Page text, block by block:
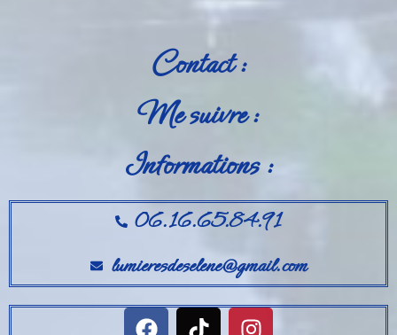
Contact :
Me suivre :
Informations :
06.16.65.84.91
lumieresdeselene@gmail.com